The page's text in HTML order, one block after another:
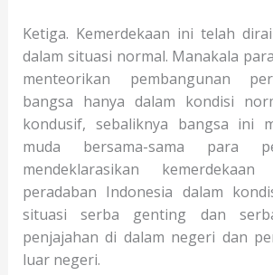
Ketiga. Kemerdekaan ini telah
dalam situasi normal. Manakala
menteorikan pembangunan
bangsa hanya dalam kondisi
kondusif, sebaliknya bangsa ini
muda bersama-sama para
mendeklarasikan
peradaban Indonesia dalam
situasi serba genting dan
penjajahan di dalam negeri dan
luar negeri.